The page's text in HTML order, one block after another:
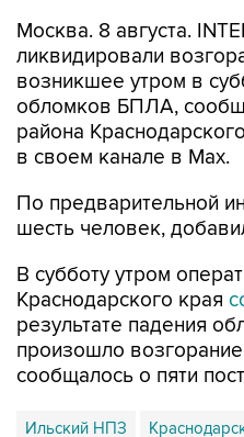
Москва. 8 августа.
ликвидировали
возникшее утром в
обломков БПЛА,
района
в своем канале в Max.
По предварительной
шесть человек,
В субботу утром
Краснодарского края
результате падения
произошло
сообщалось о пяти
Ильский НПЗ